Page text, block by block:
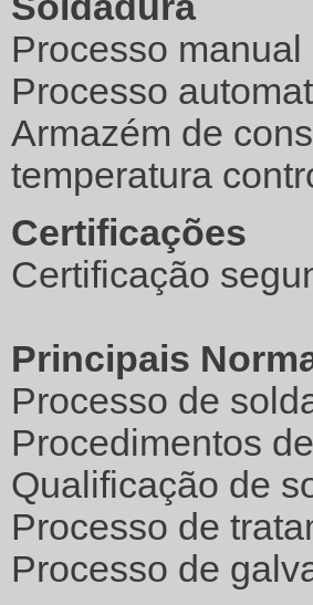
Processo
Processo
Armazém de
temperatura
Certificações
Certificação
Principais
Processo de
Procedimentos
Qualificação de
Processo de
Processo de